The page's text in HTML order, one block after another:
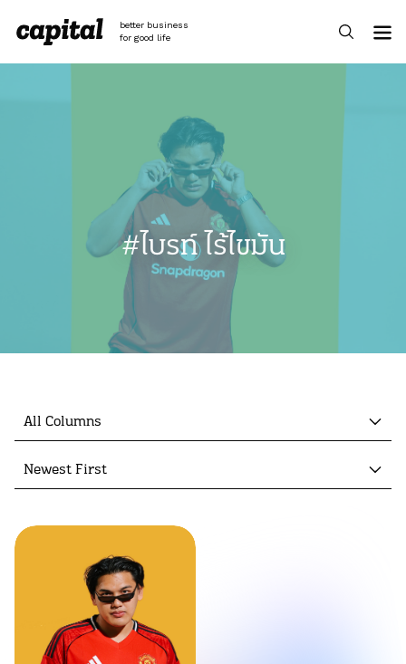
content
better business
for good life
#ไบรท์ ไร้ไขมัน
All Columns
Newest First